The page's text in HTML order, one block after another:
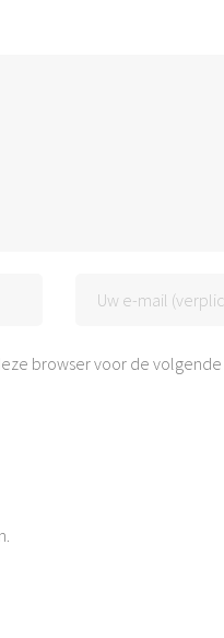
browser voor de